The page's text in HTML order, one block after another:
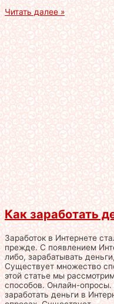
Читать далее »
Как заработать
Заработок в Интернете
прежде. С появлением
либо, зарабатывать
Существует множество
этой статье мы
способов. Онлайн-
заработать деньги в